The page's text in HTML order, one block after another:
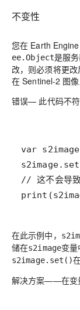
不变性
您在 Earth
ee.Object是服
改，则必须将更
在 Sentinel-2 图像
错误— 此代码不符
在此示例中，
储在s2image变量
s2image.set()
解决方案——在变